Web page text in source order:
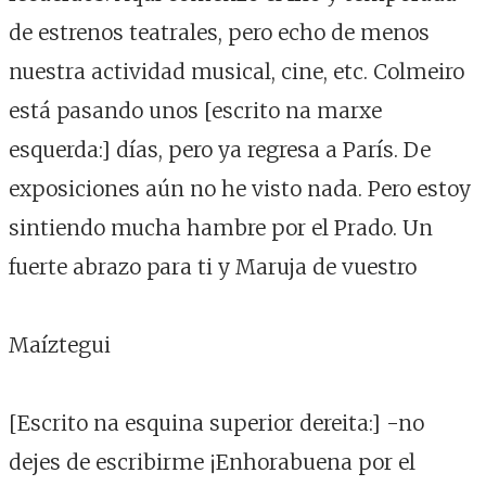
de estrenos teatrales, pero echo de menos
nuestra actividad musical, cine, etc. Colmeiro
está pasando unos [escrito na marxe
esquerda:] días, pero ya regresa a París. De
exposiciones aún no he visto nada. Pero estoy
sintiendo mucha hambre por el Prado. Un
fuerte abrazo para ti y Maruja de vuestro
Maíztegui
[Escrito na esquina superior dereita:] -no
dejes de escribirme ¡Enhorabuena por el